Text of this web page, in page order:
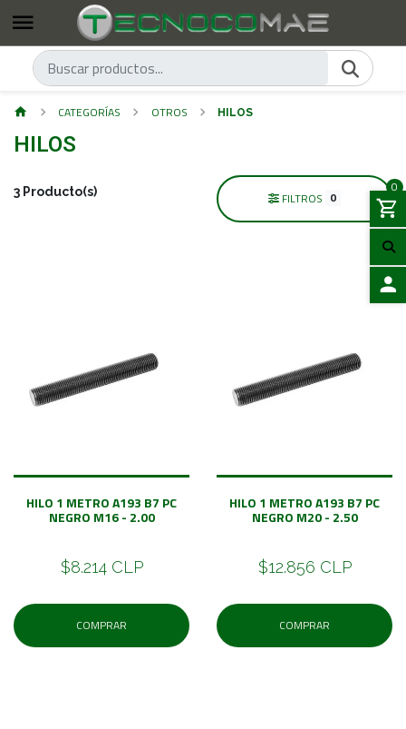
0
CATEGORÍAS OTROS HILOS
HILOS
3 Producto(s) FILTROS 0
HILO 1 METRO A193 B7 PC
NEGRO M16 - 2.00
$8.214 CLP
COMPRAR
HILO 1 METRO A193 B7 PC
NEGRO M20 - 2.50
$12.856 CLP
COMPRAR